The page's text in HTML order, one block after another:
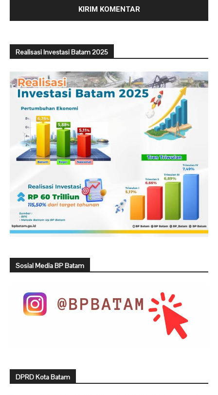
Realisasi Investasi Batam 2025
Sosial Media BP Batam
DPRD Kota Batam